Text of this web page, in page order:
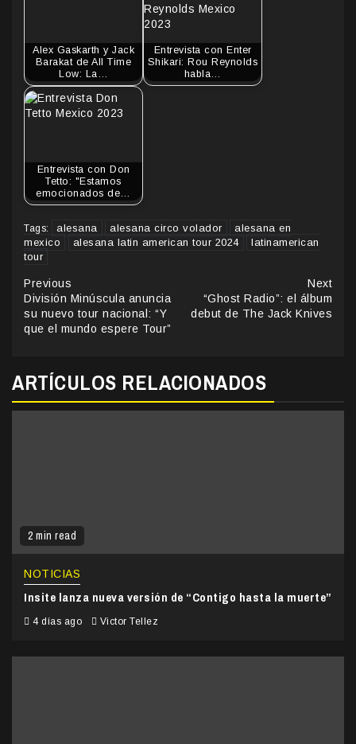
Alex Gaskarth y Jack
Barakat de All Time
Low: La…
Entrevista con Enter
Shikari: Rou Reynolds
habla…
Entrevista con Don
Tetto: "Estamos
emocionados de…
Tags: alesana alesana circo volador
alesana en
mexico
alesana latin american tour 2024
latinamerican
tour
Continue
Reading
Previous
División Minúscula anuncia
su nuevo tour nacional: “Y
que el mundo espere Tour”
Next
“Ghost Radio”: el álbum
debut de The Jack Knives
ARTÍCULOS RELACIONADOS
2 min read
NOTICIAS
Insite lanza nueva versión de “Contigo hasta la muerte”
4 días ago Victor Tellez